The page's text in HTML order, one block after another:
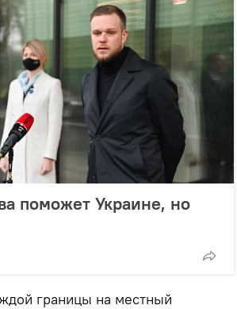
поможет Украине, но
границы на местный